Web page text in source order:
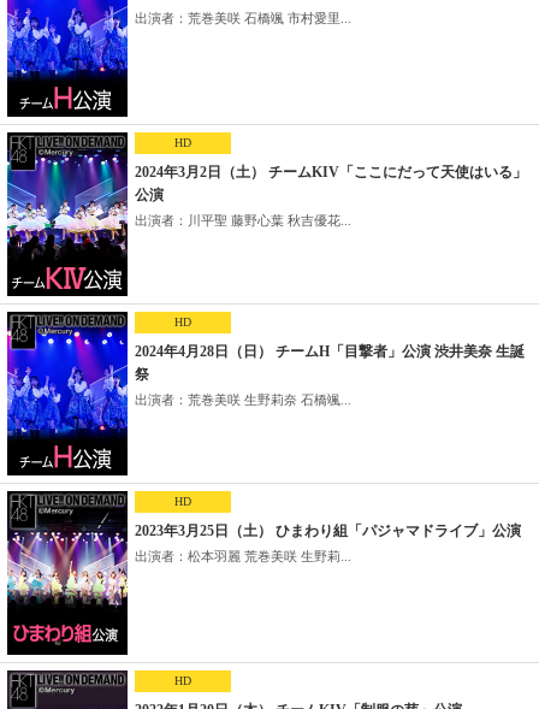
出演者：荒巻美咲 石橋颯 市村愛里...
HD
2024年3月2日（土） チームKIV「ここにだって天使はいる」
公演
出演者：川平聖 藤野心葉 秋吉優花...
HD
2024年4月28日（日） チームH「目撃者」公演 渋井美奈 生誕
祭
出演者：荒巻美咲 生野莉奈 石橋颯...
HD
2023年3月25日（土） ひまわり組「パジャマドライブ」公演
出演者：松本羽麗 荒巻美咲 生野莉...
HD